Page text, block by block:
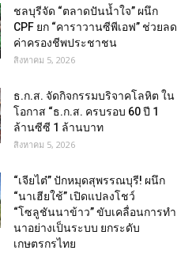
ชลบุรีจัด “ตลาดปันน้ำใจ” ผนึก
CPF ยก “คาราวานซีพีเอฟ” ช่วยลด
ค่าครองชีพประชาชน
สิงหาคม 5, 2026
ธ.ก.ส. จัดกิจกรรมบริจาคโลหิต ใน
โอกาส “ธ.ก.ส. ครบรอบ 60 ปี 1
ล้านซีซี 1 ล้านบาท
สิงหาคม 5, 2026
“เจียไต๋” ปักหมุดสุพรรณบุรี! ผนึก
“นาเฮียใช้” เปิดแปลงโชว์
“โซลูชันนาข้าว” ขับเคลื่อนการทำ
นาอย่างเป็นระบบ ยกระดับ
เกษตรกรไทย